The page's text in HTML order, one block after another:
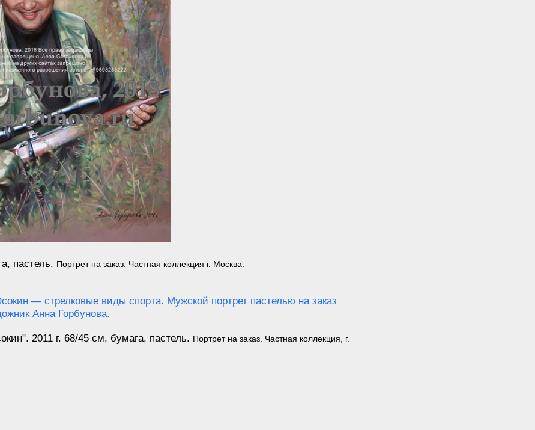
пастель. Портрет на заказ. Частная коллекция г. Москва.
2011 г. 68/45 см, бумага, пастель. Портрет на заказ. Частная коллекция, г.